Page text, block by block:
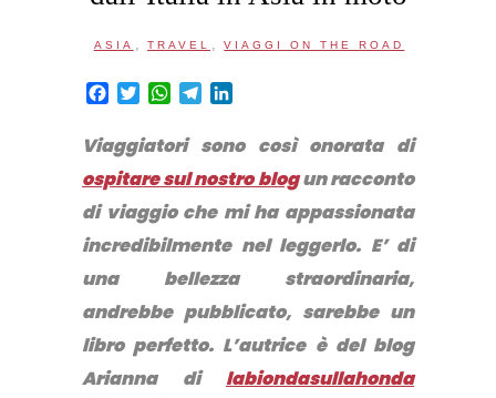
ASIA , TRAVEL , VIAGGI ON THE ROAD
Facebook
TwitterWhatsApp
Telegram
Viaggiatori sono così onorata di
ospitare sul nostro blogun racconto
di viaggio che mi ha appassionata
incredibilmente nel leggerlo. E’ di
una bellezza straordinaria,
andrebbe pubblicato, sarebbe un
libro perfetto. L’autrice è del blog
Arianna di labiondasullahonda